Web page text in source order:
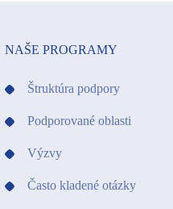
NAŠE PROGRAMY
Štruktúra podpory
Podporované oblasti
Výzvy
Často kladené otázky